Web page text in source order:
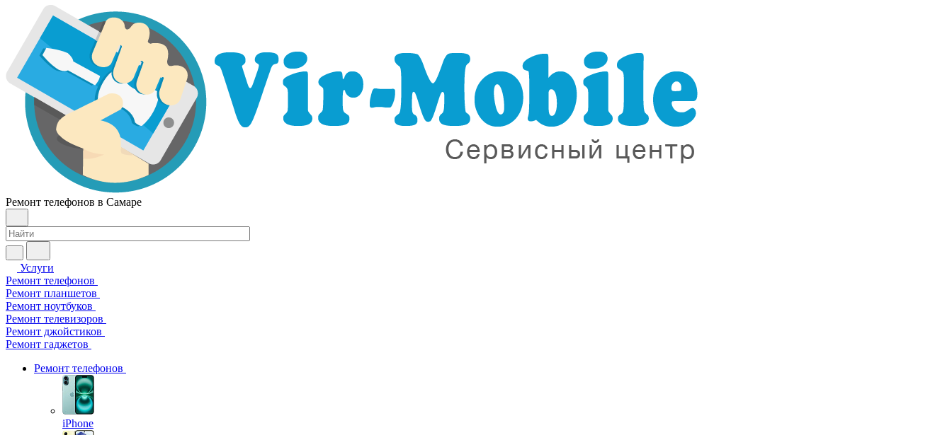
Ремонт телефонов в Самаре
Услуги
Ремонт телефонов
Ремонт планшетов
Ремонт ноутбуков
Ремонт телевизоров
Ремонт джойстиков
Ремонт гаджетов
Ремонт телефонов
iPhone